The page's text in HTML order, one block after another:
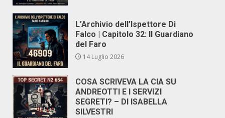
L’Archivio dell’Ispettore Di
Falco | Capitolo 32: Il Guardiano
del Faro
14 Luglio 2026
COSA SCRIVEVA LA CIA SU
ANDREOTTI E I SERVIZI
SEGRETI? – DI ISABELLA
SILVESTRI